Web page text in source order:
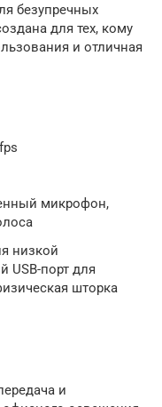
безупречных
для тех, кому
и отличная
микрофон,
низкой
USB-порт для
шторка
и